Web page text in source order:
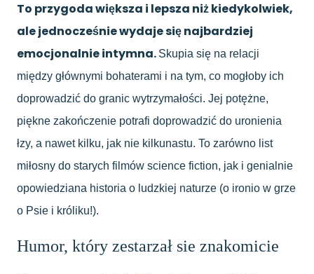
To przygoda większa i lepsza niż kiedykolwiek,
ale jednocześnie wydaje się najbardziej
emocjonalnie intymna. Skupia się na relacji
między głównymi bohaterami i na tym, co mogłoby ich
doprowadzić do granic wytrzymałości. Jej potężne,
piękne zakończenie potrafi doprowadzić do uronienia
łzy, a nawet kilku, jak nie kilkunastu. To zarówno list
miłosny do starych filmów science fiction, jak i genialnie
opowiedziana historia o ludzkiej naturze (o ironio w grze
o Psie i króliku!).
Humor, który zestarzał sie znakomicie